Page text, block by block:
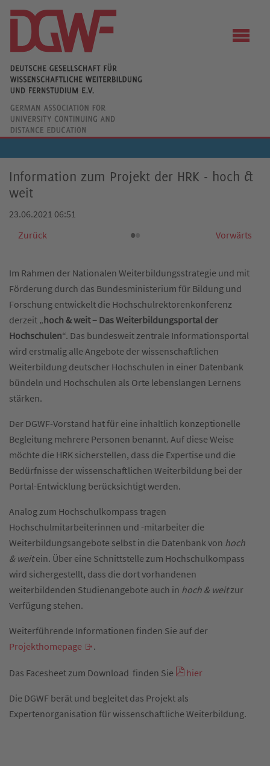
Information zum Projekt der HRK - hoch &
weit
23.06.2021 06:51
Zurück
• Vorwärts
Im Rahmen der Nationalen Weiterbildungsstrategie und mit
Förderung durch das Bundesministerium für Bildung und
Forschung entwickelt die Hochschulrektorenkonferenz
derzeit „hoch & weit – Das Weiterbildungsportal der
Hochschulen“. Das bundesweit zentrale Informationsportal
wird erstmalig alle Angebote der wissenschaftlichen
Weiterbildung deutscher Hochschulen in einer Datenbank
bündeln und Hochschulen als Orte lebenslangen Lernens
stärken.
Der DGWF-Vorstand hat für eine inhaltlich konzeptionelle
Begleitung mehrere Personen benannt. Auf diese Weise
möchte die HRK sicherstellen, dass die Expertise und die
Bedürfnisse der wissenschaftlichen Weiterbildung bei der
Portal-Entwicklung berücksichtigt werden.
Analog zum Hochschulkompass tragen
Hochschulmitarbeiterinnen und -mitarbeiter die
Weiterbildungsangebote selbst in die Datenbank von hoch
& weitein. Über eine Schnittstelle zum Hochschulkompass
wird sichergestellt, dass die dort vorhandenen
weiterbildenden Studienangebote auch in hoch & weitzur
Verfügung stehen.
Weiterführende Informationen finden Sie auf der
Projekthomepage
.
Das Facesheet zum Download finden Sie hier
Die DGWF berät und begleitet das Projekt als
Expertenorganisation für wissenschaftliche Weiterbildung.